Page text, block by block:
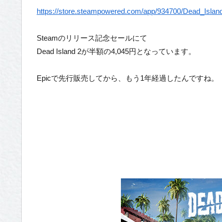
https://store.steampowered.com/app/934700/
Steamのリリース記念セールにて
Dead Island 2が半額の4,045円となっています。
Epicで先行販売してから、もう1年経過したんですね。